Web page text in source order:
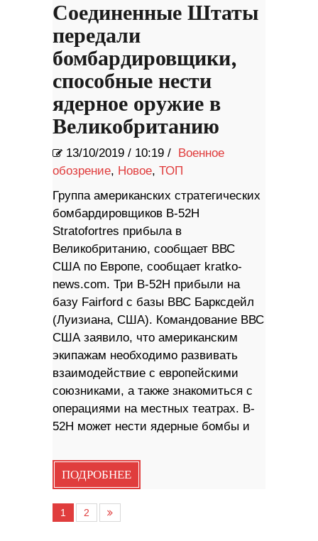
Соединенные Штаты
передали
бомбардировщики,
способные нести
ядерное оружие в
Великобританию
13/10/2019 / 10:19 /
Военное
обозрение, Новое, ТОП
Группа американских стратегических
бомбардировщиков B-52H
Stratofortres прибыла в
Великобританию, сообщает ВВС
США по Европе, сообщает kratko-
news.com. Три B-52H прибыли на
базу Fairford с базы ВВС Барксдейл
(Луизиана, США). Командование ВВС
США заявило, что американским
экипажам необходимо развивать
взаимодействие с европейскими
союзниками, а также знакомиться с
операциями на местных театрах. B-
52H может нести ядерные бомбы и
ПОДРОБНЕЕ
1 2